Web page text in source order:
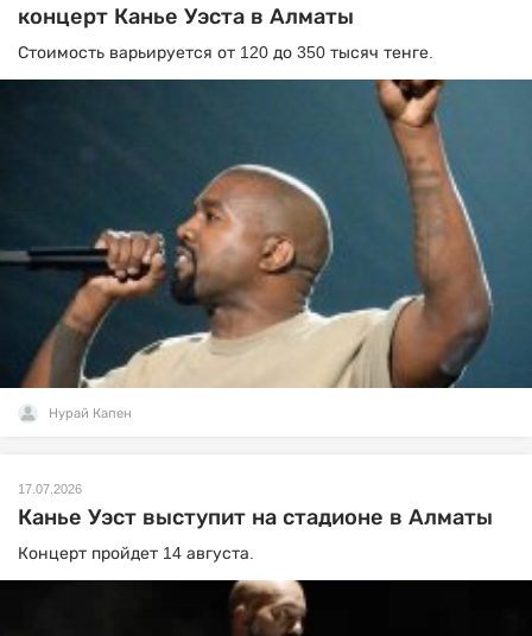
концерт Канье Уэста в Алматы
Стоимость варьируется от 120 до 350 тысяч тенге.
Нурай Капен
17.07.2026
Канье Уэст выступит на стадионе в Алматы
Концерт пройдет 14 августа.